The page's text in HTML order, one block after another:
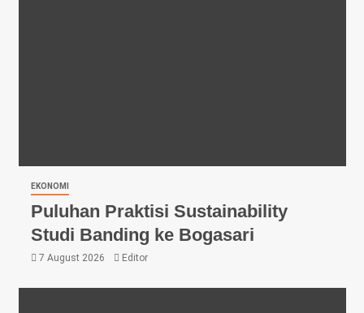
EKONOMI
Puluhan Praktisi Sustainability
Studi Banding ke Bogasari
7 August 2026 Editor